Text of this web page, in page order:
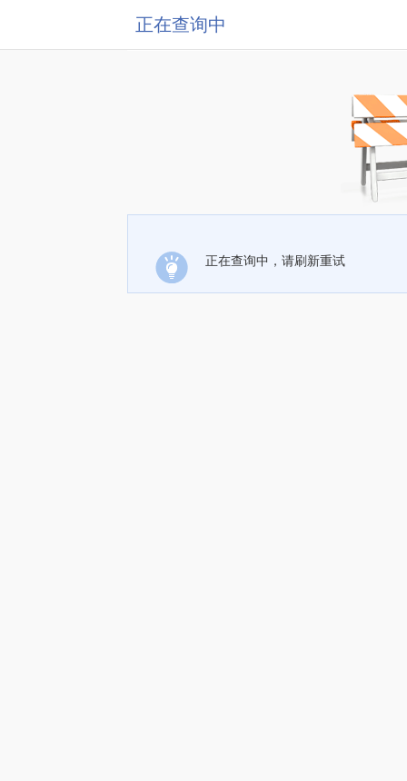
正在查询中
正在查询中，请刷新重试